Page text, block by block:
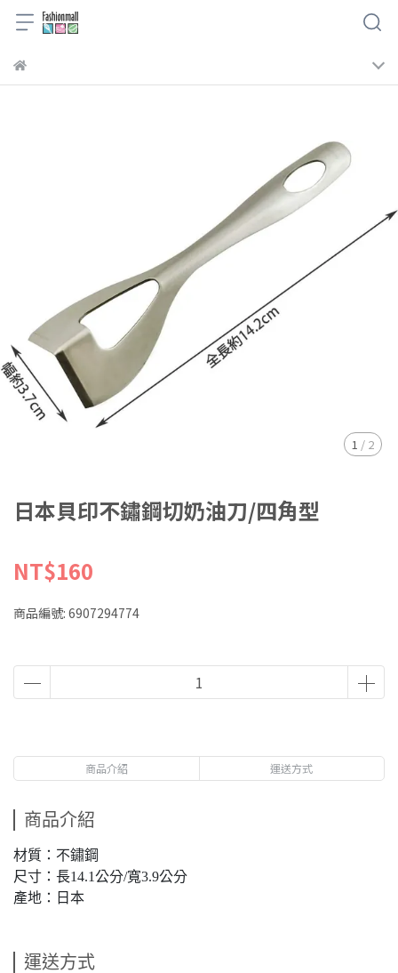
1 / 2
日本貝印不鏽鋼切奶油刀/四角型
NT$160
商品編號: 6907294774
商品介紹 運送方式
商品介紹
材質：不鏽鋼
尺寸：長14.1公分/寬3.9公分
產地：日本
運送方式